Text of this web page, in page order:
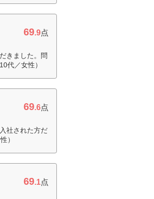
69.9点
きました。問
代／女性）
69.6点
社された方だ
）
69.1点